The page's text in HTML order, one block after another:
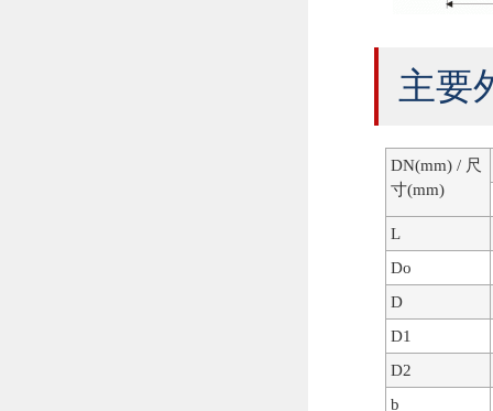
主要
DN(mm) / 尺
寸(mm)
L
Do
D
D1
D2
b